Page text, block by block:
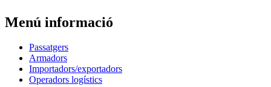
Menú informació
Passatgers
Armadors
Importadors/exportadors
Operadors logístics